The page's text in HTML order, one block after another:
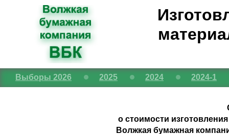
Выборы 2026 2025 2024 2024-1
о стоимости
Волжкая бумажная